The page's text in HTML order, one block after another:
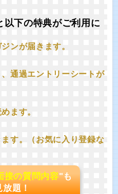
以下の特典がご利用に
ンが届きます。
通過エントリーシートが
ます。
す。（お気に入り登録な
接の質問内容"も
放題！